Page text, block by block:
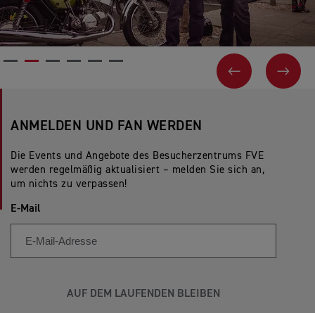
VORHERIGES
ANMELDEN UND FAN WERDEN
Die Events und Angebote des Besucherzentrums FVE
werden regelmäßig aktualisiert – melden Sie sich an,
um nichts zu verpassen!
E-Mail
AUF DEM LAUFENDEN BLEIBEN